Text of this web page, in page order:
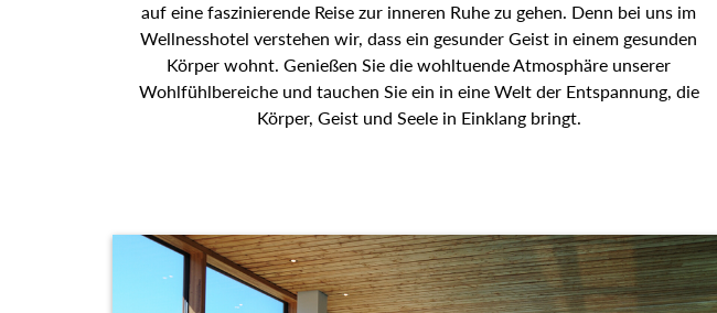
eine faszinierende Reise zur inneren Ruhe zu gehen. Denn bei uns im
Wellnesshotel verstehen wir, dass ein gesunder Geist in einem gesunden Körper
wohnt. Genießen Sie die wohltuende Atmosphäre unserer Wohlfühlbereiche und
tauchen Sie ein in eine Welt der Entspannung, die Körper, Geist und Seele in
Einklang bringt.